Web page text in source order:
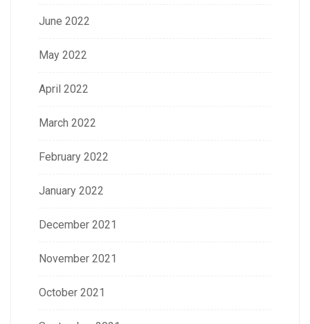
June 2022
May 2022
April 2022
March 2022
February 2022
January 2022
December 2021
November 2021
October 2021